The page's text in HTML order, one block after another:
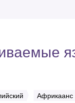
Африкаанс